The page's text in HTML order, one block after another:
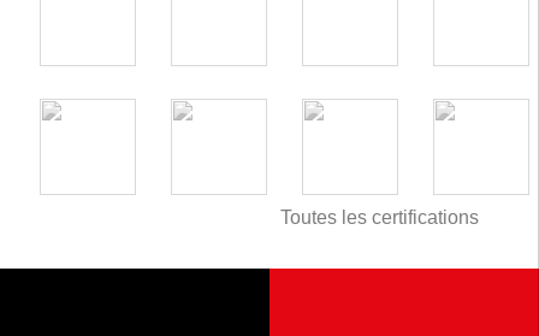
Toutes les certifications